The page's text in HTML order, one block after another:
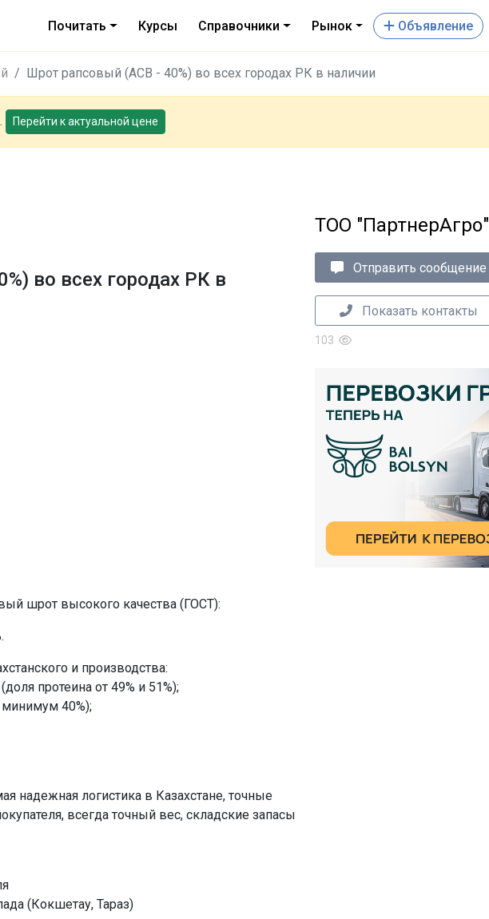
Почитать Курсы Справочники Рынок Oбъявление
Шрот рапсовый (АСВ - 40%) во всех городах РК в наличии
Перейти к актуальной цене
во всех городах РК в
шрот высокого качества (ГОСТ):
и производства:
протеина от 49% и 51%);
40%);
надежная логистика в Казахстане, точные
всегда точный вес, складские запасы
(Кокшетау, Тараз)
ТОО "ПартнерАгро"
Отправить сообщение
Показать контакты
103